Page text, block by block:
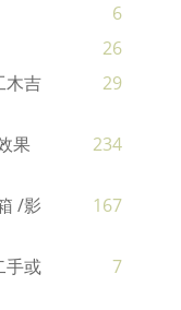
6
26
木吉
29
果
234
/影
167
手或
7